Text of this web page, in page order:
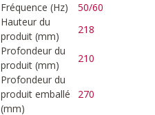
Fréquence (Hz)
50/60
Hauteur du
produit (mm)
218
Profondeur du
produit (mm)
210
Profondeur du
produit emballé
(mm)
270